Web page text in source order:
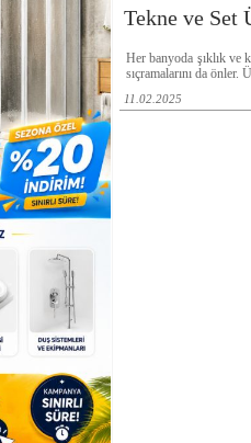
Tekne ve Set
Her banyoda şıklık ve
sıçramalarını da
11.02.2025